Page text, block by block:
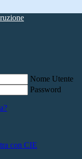
Nome Utente
Password
con CIE